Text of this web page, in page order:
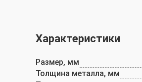
Характеристики
Размер, мм
Толщина металла, мм